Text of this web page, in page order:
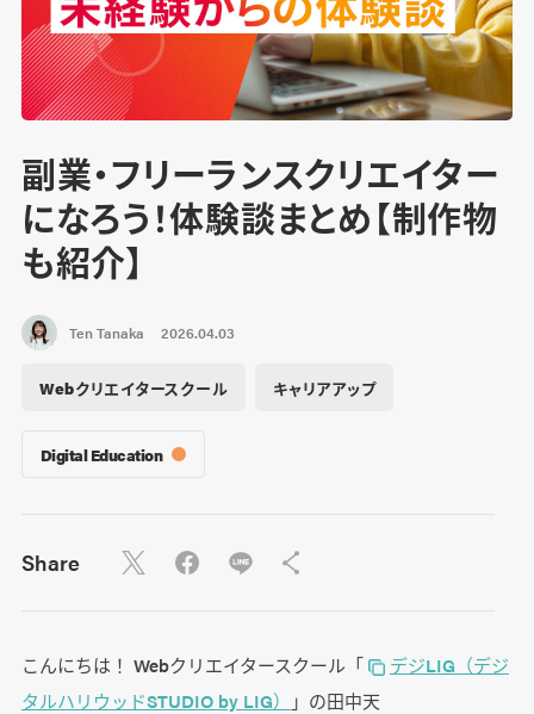
副業・フリーランスクリエイター
になろう！体験談まとめ【制作物
も紹介】
Ten Tanaka 2026.04.03
Webクリエイタースクール キャリアアップ
Digital Education
Share
こんにちは！ Webクリエイタースクール「
デジLIG（デジ
タルハリウッドSTUDIO by LIG）
」の田中天